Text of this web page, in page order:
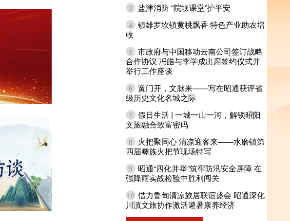
3 盐津消防 “院坝课堂”护平安
4 镇雄罗坎镇黄桃飘香 特色产业助农增
收
5 市政府与中国移动云南公司签订战略
合作协议 冯皓与李学成出席签约仪式并
举行工作座谈
6 黉门开，文脉来——写在昭通获评省
级历史文化名城之际
7 假日生活 | 一城一山一河，解锁昭阳
文旅融合致富密码
8
火把聚同心 清凉迎客来——水磨镇第
四届彝族火把节现场特写
9
昭通“四化并举”筑牢防汛安全屏障 在
强降雨实战检验中胜利闯关
10 借力鲁甸清凉旅居联谊盛会 昭通深化
川滇文旅协作激活避暑康养经济